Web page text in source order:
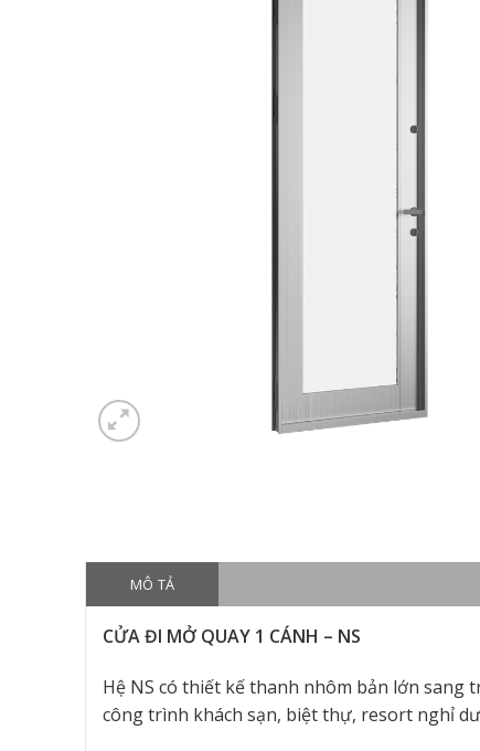
MÔ TẢ
CỬA ĐI MỞ QUAY 1 CÁNH – NS
Hệ NS có thiết kế thanh nhôm bản lớn sang
công trình khách sạn, biệt thự, resort nghỉ